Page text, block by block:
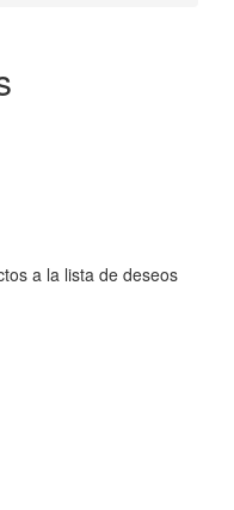
a la lista de deseos